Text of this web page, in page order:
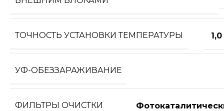
ТОЧНОСТЬ УСТАНОВКИ ТЕМПЕРАТУРЫ
УФ-ОБЕЗЗАРАЖИВАНИЕ
ФИЛЬТРЫ ОЧИСТКИ